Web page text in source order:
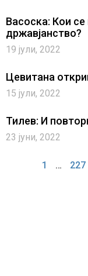
Васоска: Кои
државјанство?
19 јули, 2022
Цевитана
15 јули, 2022
Тилев: И
23 јуни, 2022
1 … 227